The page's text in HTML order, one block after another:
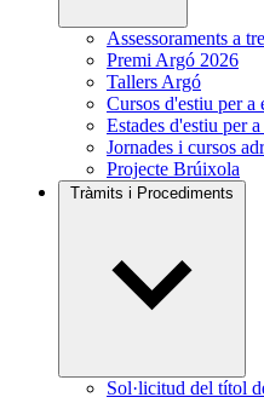
Assessoraments a
Premi Argó 2026
Tallers Argó
Cursos d'estiu per a
Estades d'estiu per
Jornades i cursos
Projecte Brúixola
Tràmits i Procediments
Sol·licitud del títol